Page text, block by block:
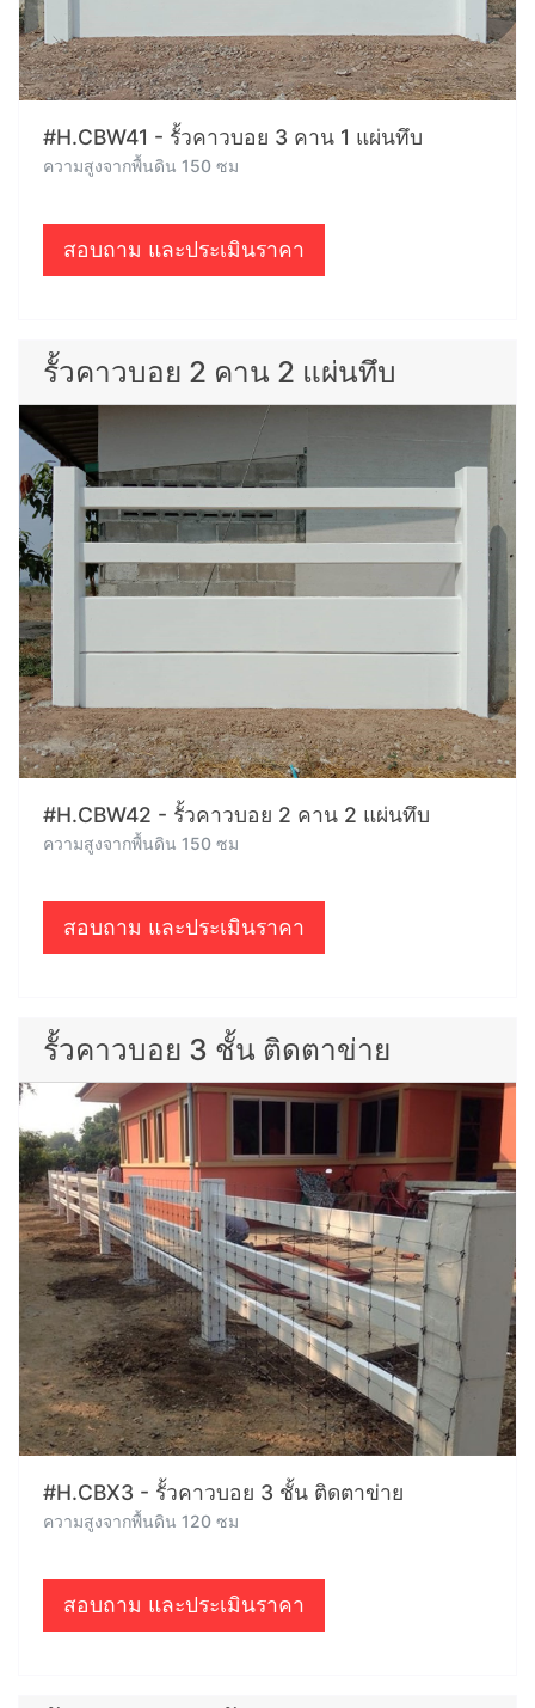
#H.CBW41 - รั้วคาวบอย 3 คาน 1 แผ่นทึบ
ความสูงจากพื้นดิน 150 ซม
สอบถาม และประเมินราคา
รั้วคาวบอย 2 คาน 2 แผ่นทึบ
#H.CBW42 - รั้วคาวบอย 2 คาน 2 แผ่นทึบ
ความสูงจากพื้นดิน 150 ซม
สอบถาม และประเมินราคา
รั้วคาวบอย 3 ชั้น ติดตาข่าย
#H.CBX3 - รั้วคาวบอย 3 ชั้น ติดตาข่าย
ความสูงจากพื้นดิน 120 ซม
สอบถาม และประเมินราคา